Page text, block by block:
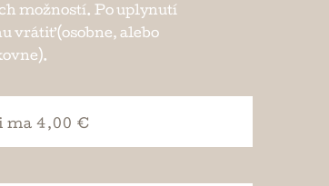
možností. Po uplynutí
vrátiť (osobne, alebo
ma 4,00 €